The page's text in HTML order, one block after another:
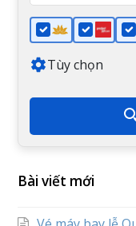
Tùy chọn
Bài viết mới